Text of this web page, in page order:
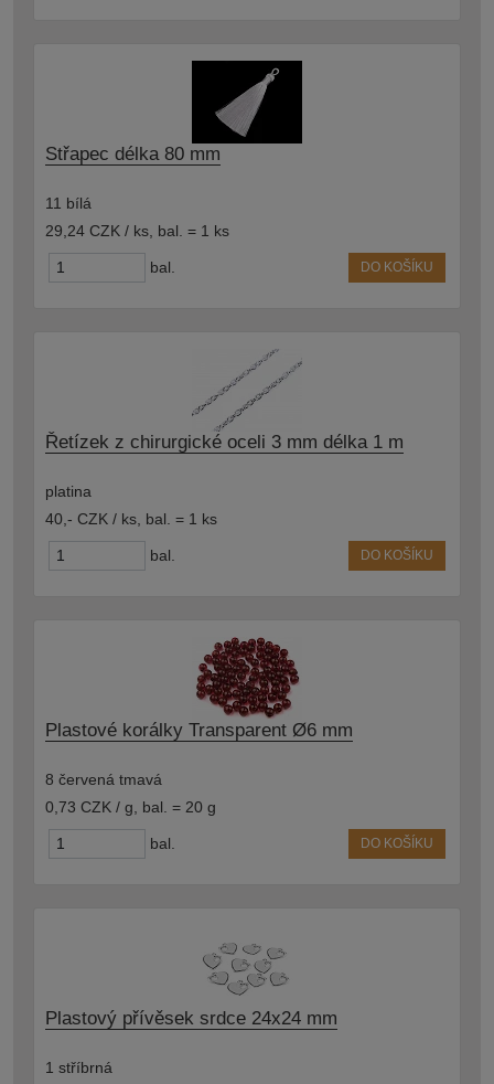
Střapec délka 80 mm
11 bílá
29,24 CZK / ks bal. = 1 ks
bal. DO KOŠÍKU
Řetízek z chirurgické oceli 3 mm délka 1 m
platina
40,- CZK / ks bal. = 1 ks
bal. DO KOŠÍKU
Plastové korálky Transparent Ø6 mm
8 červená tmavá
0,73 CZK / g
bal. = 20 g
bal. DO KOŠÍKU
Plastový přívěsek srdce 24x24 mm
1 stříbrná